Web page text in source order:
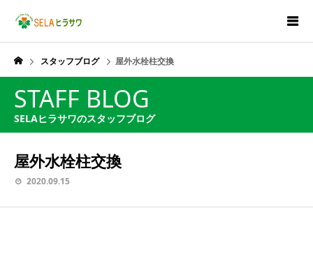
スタッフブログ 屋外水栓柱交換
STAFF BLOG
SELAヒラサワのスタッフブログ
屋外水栓柱交換
2020.09.15